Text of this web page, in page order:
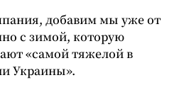
добавим мы уже от
с зимой, которую
«самой тяжелой в
Украины».